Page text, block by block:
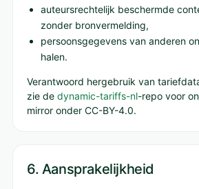
auteursrechtelijk beschermde
zonder bronvermelding,
persoonsgegevens van anderen
halen.
Verantwoord hergebruik van
zie de dynamic-tariffs-nl-repo voor
mirror onder CC-BY-4.0.
6. Aansprakelijkheid